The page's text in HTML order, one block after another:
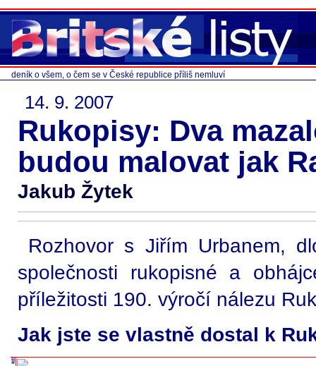
deník o všem, o čem se v České republice příliš nemluví
14. 9. 2007
Rukopisy: Dva
budou malovat jak
Jakub Žytek
Rozhovor s Jiřím Urbanem,
společnosti rukopisné a
příležitosti 190. výročí nálezu
Jak jste se vlastně dostal k